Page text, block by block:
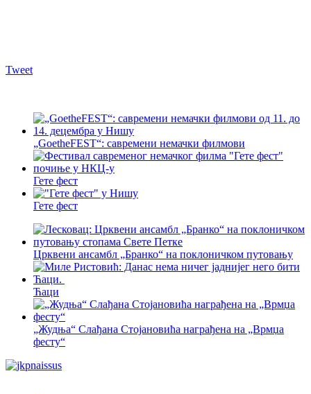
Tweet
„GoetheFEST“: савремени немачки филмови
Гете фест
Гете фест
Црквени ансамбл „Бранко“ на поклоничком путовању
Ћаци
„Жудња“ Слађана Стојановића награђена на „Врмџа
фесту“